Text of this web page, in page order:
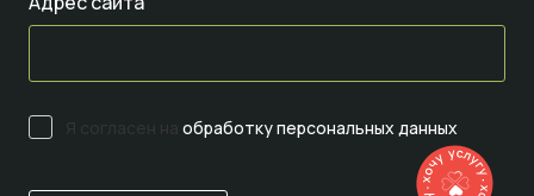
Я согласен на обработку персональных данных